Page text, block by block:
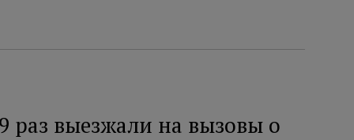
раз выезжали на вызовы о